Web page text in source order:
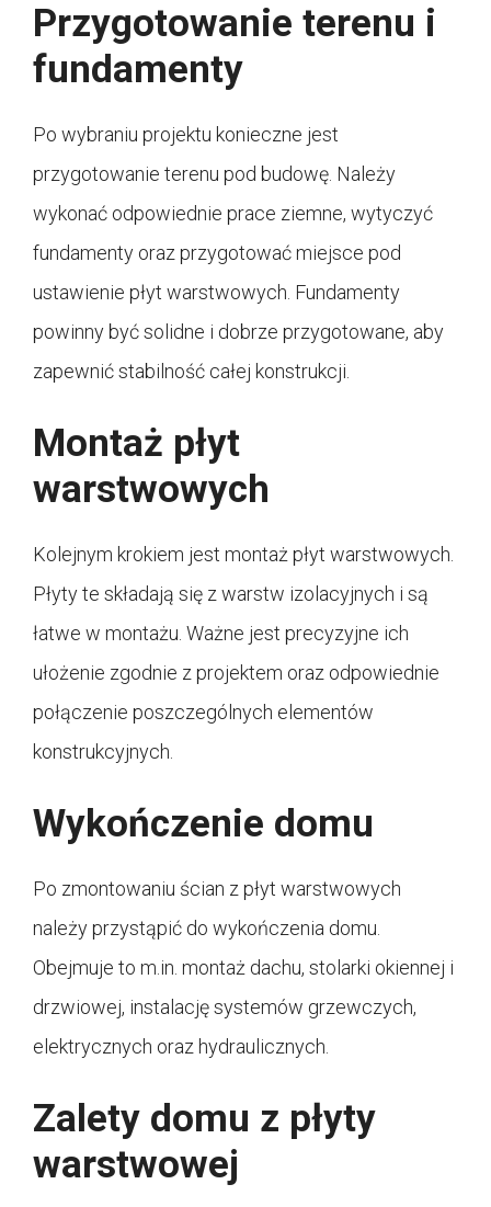
Przygotowanie terenu i
fundamenty
Po wybraniu projektu konieczne jest
przygotowanie terenu pod budowę. Należy
wykonać odpowiednie prace ziemne, wytyczyć
fundamenty oraz przygotować miejsce pod
ustawienie płyt warstwowych. Fundamenty
powinny być solidne i dobrze przygotowane, aby
zapewnić stabilność całej konstrukcji.
Montaż płyt
warstwowych
Kolejnym krokiem jest montaż płyt warstwowych.
Płyty te składają się z warstw izolacyjnych i są
łatwe w montażu. Ważne jest precyzyjne ich
ułożenie zgodnie z projektem oraz odpowiednie
połączenie poszczególnych elementów
konstrukcyjnych.
Wykończenie domu
Po zmontowaniu ścian z płyt warstwowych
należy przystąpić do wykończenia domu.
Obejmuje to m.in. montaż dachu, stolarki okiennej i
drzwiowej, instalację systemów grzewczych,
elektrycznych oraz hydraulicznych.
Zalety domu z płyty
warstwowej